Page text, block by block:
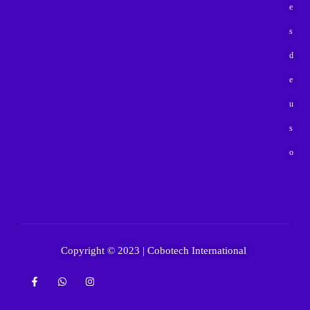
e
s
d
e
u
s
o
Copyright © 2023 | Cobotech International